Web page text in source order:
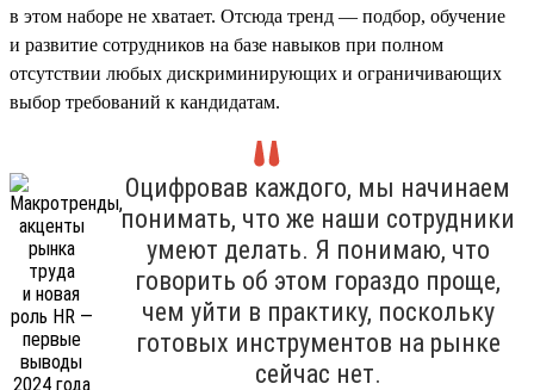
в этом наборе не хватает. Отсюда тренд — подбор, обучение
и развитие сотрудников на базе навыков при полном
отсутствии любых дискриминирующих и ограничивающих
выбор требований к кандидатам.
Оцифровав каждого, мы начинаем
понимать, что же наши сотрудники
умеют делать. Я понимаю, что
говорить об этом гораздо проще,
чем уйти в практику, поскольку
готовых инструментов на рынке
сейчас нет.